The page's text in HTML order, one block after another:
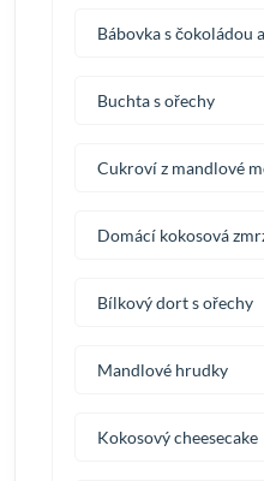
Bábovka s čokoládou
Buchta s ořechy
Cukroví z mandlové
Domácí kokosová
Bílkový dort s ořechy
Mandlové hrudky
Kokosový cheesecake